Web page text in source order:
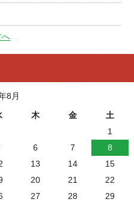
へ
8月
木 金
土
1
6 7
8
13 14
15
20 21
22
27 28 29